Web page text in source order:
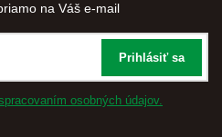
na Váš e-mail
Prihlásiť sa
osobných údajov.